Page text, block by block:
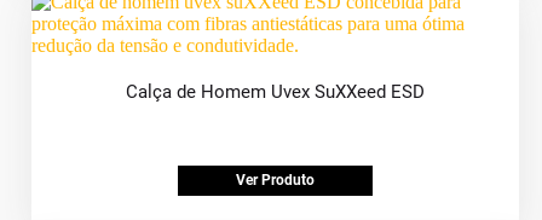
Calça de Homem Uvex SuXXeed ESD
Ver Produto